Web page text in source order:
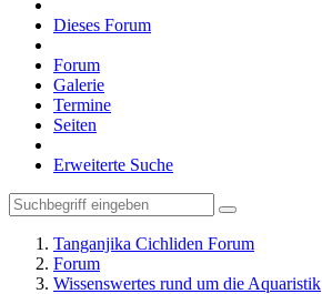
Dieses Forum
Forum
Galerie
Termine
Seiten
Erweiterte Suche
Tanganjika Cichliden Forum
Forum
Wissenswertes rund um die Aquaristik